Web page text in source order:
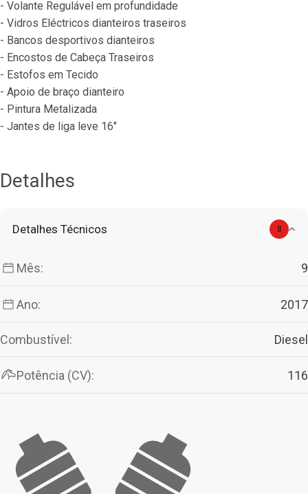
- Volante Regulável em profundidade
- Vidros Eléctricos dianteiros traseiros
- Bancos desportivos dianteiros
- Encostos de Cabeça Traseiros
- Estofos em Tecido
- Apoio de braço dianteiro
- Pintura Metalizada
- Jantes de liga leve 16"
Detalhes
Detalhes Técnicos 8
Mês: 9
Ano: 2017
Combustível: Diesel
Potência (CV): 116